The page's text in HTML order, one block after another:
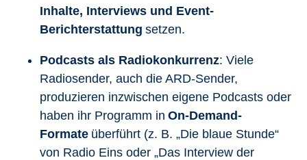
Inhalte, Interviews und Event-
Berichterstattung setzen.
Podcasts als Radiokonkurrenz: Viele
Radiosender, auch die ARD-Sender,
produzieren inzwischen eigene Podcasts oder
haben ihr Programm in On-Demand-
Formate überführt (z. B. „Die blaue Stunde“
von Radio Eins oder „Das Interview der